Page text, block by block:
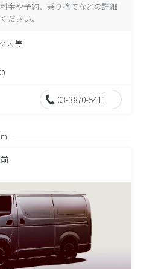
金や予約、乗り捨てなどの詳細
ださい。
ス 等
03-3870-5411